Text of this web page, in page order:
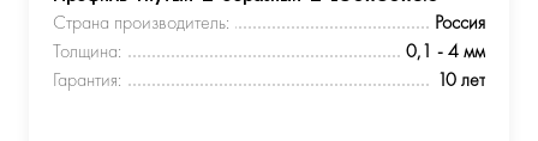
Страна производитель:
Россия
Толщина:
0,1 - 4 мм
Гарантия:
10 лет